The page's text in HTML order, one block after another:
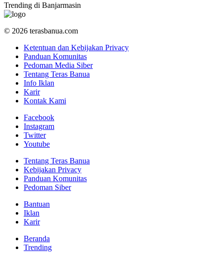
Trending di Banjarmasin
© 2026 terasbanua.com
Ketentuan dan Kebijakan Privacy
Panduan Komunitas
Pedoman Media Siber
Tentang Teras Banua
Info Iklan
Karir
Kontak Kami
Facebook
Instagram
Twitter
Youtube
Tentang Teras Banua
Kebijakan Privacy
Panduan Komunitas
Pedoman Siber
Bantuan
Iklan
Karir
Beranda
Trending